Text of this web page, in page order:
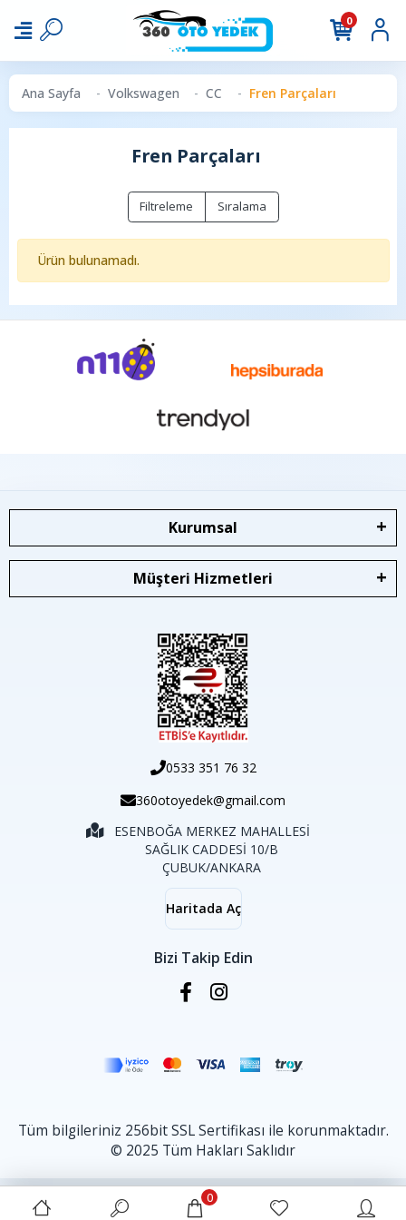
0
Ana Sayfa Volkswagen CC Fren Parçaları
Fren Parçaları
Filtreleme Sıralama
Ürün bulunamadı.
Kurumsal
Müşteri Hizmetleri
0533 351 76 32
360otoyedek@gmail.com
ESENBOĞA MERKEZ MAHALLESİ
SAĞLIK CADDESİ 10/B
ÇUBUK/ANKARA
Haritada Aç
Bizi Takip Edin
Tüm bilgileriniz 256bit SSL Sertifikası ile korunmaktadır.
© 2025 Tüm Hakları Saklıdır
0